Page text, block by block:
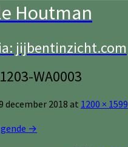
Houtman
jijbentinzicht.com
WA0003
december 2018 at 1200 × 1599
→